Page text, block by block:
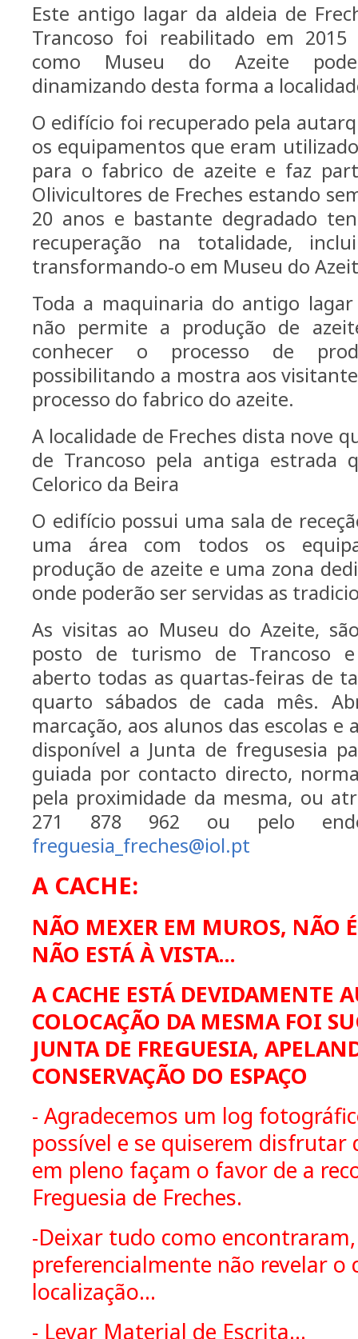
Este antigo lagar da aldeia de
Trancoso foi reabilitado em 2015
como Museu do Azeite
dinamizando desta forma a
O edifício foi recuperado pela
os equipamentos que eram
para o fabrico de azeite e faz
Olivicultores de Freches estando
20 anos e bastante degradado
recuperação na totalidade,
transformando-o em Museu do
Toda a maquinaria do antigo
não permite a produção de
conhecer o processo de
possibilitando a mostra aos
processo do fabrico do azeite.
A localidade de Freches dista nove
de Trancoso pela antiga estrada
Celorico da Beira
O edifício possui uma sala de receçã
uma
área com todos os
produção de azeite e uma zona
onde poderão ser servidas as
As visitas ao Museu do Azeite, sã
posto de turismo de Trancoso
aberto todas as quartas-feiras de
quarto sábados de cada mês.
marcação, aos alunos das escolas e
disponível a Junta de fregusesia
guiada por contacto directo,
pela proximidade da mesma, ou
271 878 962 ou pelo
freguesia_freches@iol.pt
A CACHE:
NÃO MEXER EM MUROS, NÃO
NÃO ESTÁ À VISTA...
A CACHE ESTÁ DEVIDAMENTE
COLOCAÇÃO DA MESMA FOI
JUNTA DE FREGUESIA,
CONSERVAÇÃO DO ESPAÇO
- Agradecemos um log
possível e se quiserem disfrutar
em pleno façam o favor de a
Freguesia de Freches.
-Deixar tudo como encontraram,
preferencialmente não revelar o
localização...
- Levar Material de Escrita...